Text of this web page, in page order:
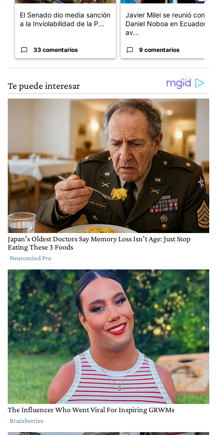
El Senado dio media sanción
a la Inviolabilidad de la P...
33 comentarios
Javier Milei se reunió con
Daniel Noboa en Ecuador y
av...
9 comentarios